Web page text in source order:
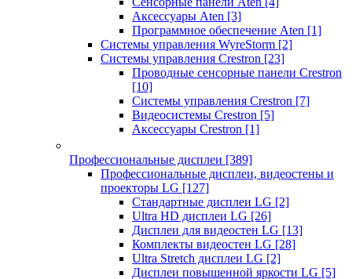
Аксессуары Aten [3]
Программное обеспечение Aten [1]
Системы управления WyreStorm [2]
Системы управления Crestron [23]
Проводные сенсорные панели Crestron
[10]
Системы управления Crestron [7]
Видеосистемы Crestron [5]
Аксессуары Crestron [1]
Профессиональные дисплеи [389]
Профессиональные дисплеи, видеостены и
проекторы LG [127]
Стандартные дисплеи LG [2]
Ultra HD дисплеи LG [26]
Дисплеи для видеостен LG [13]
Комплекты видеостен LG [28]
Ultra Stretch дисплеи LG [2]
Дисплеи повышенной яркости LG [5]